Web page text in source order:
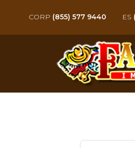
CORP (855) 577 9440 ES